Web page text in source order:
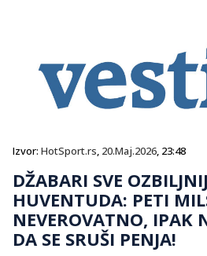
Izvor: HotSport.rs, 20.Maj.2026, 23:48
DŽABARI SVE
HUVENTUDA: PETI
NEVEROVATNO, IPAK
DA SE SRUŠI PENJA!